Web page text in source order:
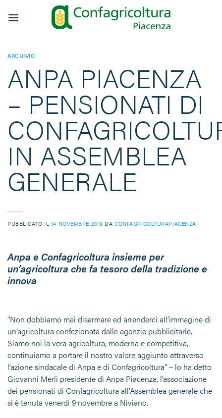
ARCHIVIO
ANPA PIACENZA
– PENSIONATI DI
IN ASSEMBLEA
GENERALE
PUBBLICATO IL 14 NOVEMBRE 2018 DACONFAGRICOLTURAPIACENZA
Anpa e Confagricoltura insieme per
un’agricoltura che fa tesoro della tradizione e
innova
“Non dobbiamo mai disarmare ed arrenderci all’immagine di
un’agricoltura confezionata dalle agenzie pubblicitarie.
Siamo noi la vera agricoltura, moderna e competitiva,
continuiamo a portare il nostro valore aggiunto attraverso
l’azione sindacale di Anpa e di Confagricoltura” – lo ha detto
Giovanni Merli presidente di Anpa Piacenza, l’associazione
dei pensionati di Confagricoltura all’Assemblea generale che
si è tenuta venerdì 9 novembre a Niviano.